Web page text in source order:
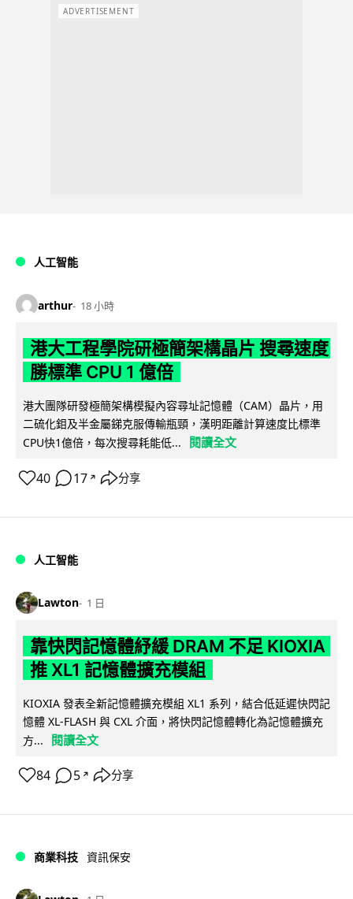
ADVERTISEMENT
人工智能
arthur 18 小時
港大工程學院研極簡架構晶片 搜尋速度
勝標準 CPU 1 億倍
港大團隊研發極簡架構模擬內容尋址記憶體（CAM）晶片，用
二硫化鉬及半金屬銻克服傳輸瓶頸，漢明距離計算速度比標準
CPU快1億倍，每次搜尋耗能低...
閱讀全文
40 17 ↗ 分享
人工智能
Lawton 1 日
靠快閃記憶體紓緩 DRAM 不足 KIOXIA
推 XL1 記憶體擴充模組
KIOXIA 發表全新記憶體擴充模組 XL1 系列，結合低延遲快閃記
憶體 XL-FLASH 與 CXL 介面，將快閃記憶體轉化為記憶體擴充
方...
閱讀全文
84 5 ↗ 分享
商業科技 資訊保安